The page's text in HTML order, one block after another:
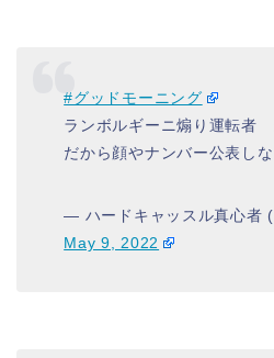
#グッドモーニング
ランボルギーニ煽り運転者
だから顔やナンバー公表しな
— ハードキャッスル真心者
May 9, 2022